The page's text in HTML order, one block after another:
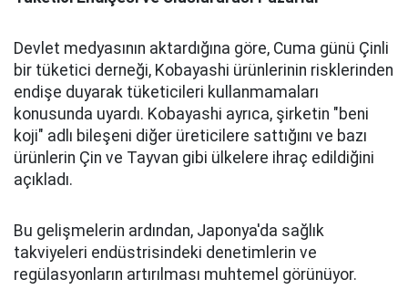
Devlet medyasının aktardığına göre, Cuma günü Çinli
bir tüketici derneği, Kobayashi ürünlerinin risklerinden
endişe duyarak tüketicileri kullanmamaları
konusunda uyardı. Kobayashi ayrıca, şirketin "beni
koji" adlı bileşeni diğer üreticilere sattığını ve bazı
ürünlerin Çin ve Tayvan gibi ülkelere ihraç edildiğini
açıkladı.
Bu gelişmelerin ardından, Japonya'da sağlık
takviyeleri endüstrisindeki denetimlerin ve
regülasyonların artırılması muhtemel görünüyor.